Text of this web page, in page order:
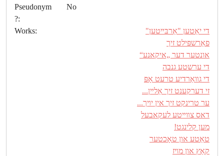
Pseudonym
?:
No
Works:
די יאַטען "אַרבּײטען"
פאַרשפּילט זיך
אונטער דער „איקאנע“
די ערשטע גנבה
די גװאַרדיע טרעט אָפּ
זי דערקענט זיך אַלײן...
ער טרינקט זיך אין יױך...
דאס צװײטע לעקאבעל
מען קלינגט!
טאַטע און טאָכטער
קאַץ און מױז